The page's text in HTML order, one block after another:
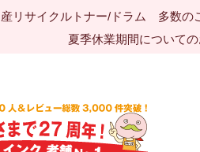
リサイクルトナー/ドラム 多数の
夏季休業期間について